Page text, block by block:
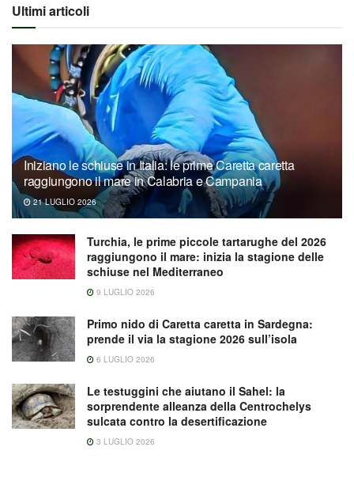
Ultimi articoli
Iniziano le schiuse in Italia: le prime Caretta caretta
raggiungono il mare in Calabria e Campania
21 LUGLIO 2026
Turchia, le prime piccole tartarughe del 2026
raggiungono il mare: inizia la stagione delle
schiuse nel Mediterraneo
9 LUGLIO 2026
Primo nido di Caretta caretta in Sardegna:
prende il via la stagione 2026 sull’isola
6 LUGLIO 2026
Le testuggini che aiutano il Sahel: la
sorprendente alleanza della Centrochelys
sulcata contro la desertificazione
3 LUGLIO 2026